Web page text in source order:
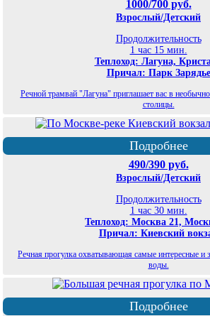
1000/700 руб.
Взрослый/Детский
Продолжительность
1 час 15 мин.
Теплоход: Лагуна,
Причал: Парк Зарядье
Речной трамвай "Лагуна" приглашает вас в
столицы.
Подробнее
490/390 руб.
Взрослый/Детский
Продолжительность
1 час 30 мин.
Теплоход: Москва 21,
Причал: Киевский
Речная прогулка охватывающая самые интересные и
воды.
Подробнее